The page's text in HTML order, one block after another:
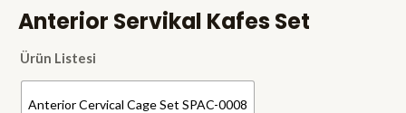
Anterior Servikal Kafes Set
Ürün Listesi
Anterior Cervical Cage Set SPAC-0008